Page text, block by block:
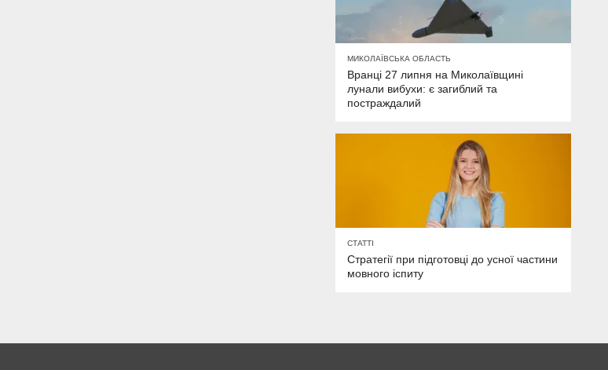
МИКОЛАЇВСЬКА ОБЛАСТЬ
Вранці 27 липня на Миколаївщині
лунали вибухи: є загиблий та
постраждалий
СТАТТІ
Стратегії при підготовці до усної частини
мовного іспиту